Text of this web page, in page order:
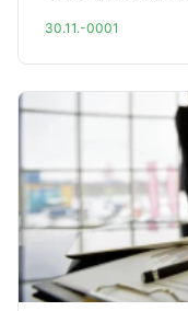
30.11.-0001